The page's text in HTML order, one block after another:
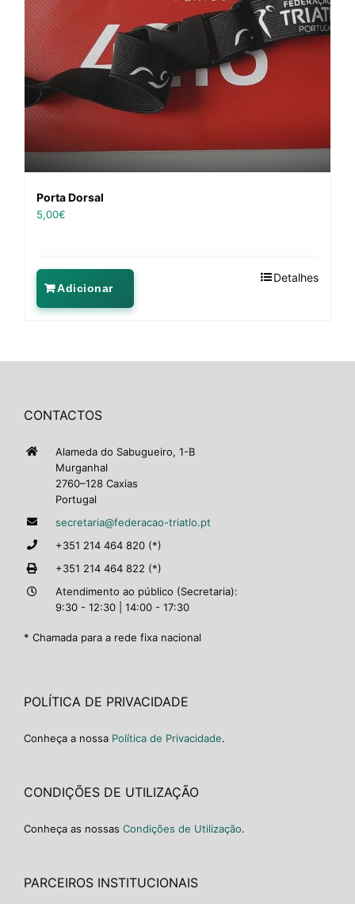
Porta Dorsal
5,00€
Adicionar
Detalhes
CONTACTOS
Alameda do Sabugueiro, 1-B
Murganhal
2760–128 Caxias
Portugal
secretaria@federacao-triatlo.pt
+351 214 464 820 (*)
+351 214 464 822 (*)
Atendimento ao público (Secretaria):
9:30 - 12:30 | 14:00 - 17:30
* Chamada para a rede fixa nacional
POLÍTICA DE PRIVACIDADE
Conheça a nossa Política de Privacidade.
CONDIÇÕES DE UTILIZAÇÃO
Conheça as nossas Condições de Utilização.
PARCEIROS INSTITUCIONAIS